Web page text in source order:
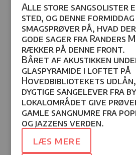
Alle store sangsolister
sted, og denne
smagsprøver på, hvad
gode sager fra Randers
rækker på denne front.
Båret af akustikken
glaspyramide i loftet på
Hovedbibliotekets udlån,
dygtige sangelever fra
lokalområdet give
gamle sangnumre fra
og jazzens verden.
læs mere